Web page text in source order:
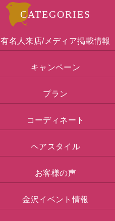
CATEGORIES
有名人来店/メディア掲載情報
キャンペーン
プラン
コーディネート
ヘアスタイル
お客様の声
金沢イベント情報